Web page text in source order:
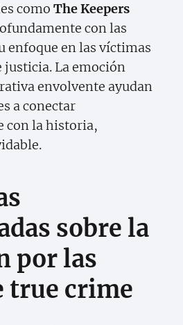
como The Keepers
con las
enfoque en las víctimas
justicia. La emoción
envolvente ayudan
a conectar
con la historia,
sobre la
por las
true crime